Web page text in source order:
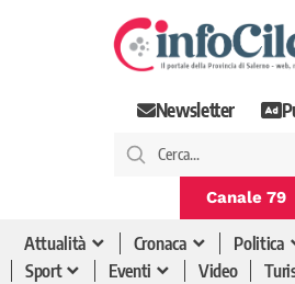
Newsletter
Canale 79
Attualità Cronaca Politica
Sport
Eventi Video